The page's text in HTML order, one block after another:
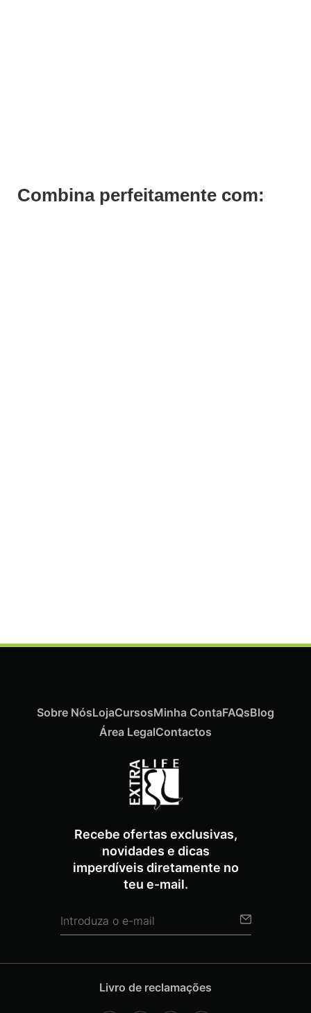
Combina perfeitamente com:
Recebe ofertas exclusivas,
novidades e dicas
imperdíveis diretamente no
teu e-mail.
Sobre NósLojaCursosMinha ContaFAQsBlog
Área LegalContactos
Livro de reclamações